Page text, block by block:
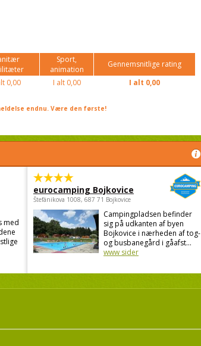
Sport,
animation
Gennemsnitlige rating
0,00 I alt0,00 I alt 0,00
endnu. Være den første!
med
eurocamping Bojkovice
Štefánikova 1008, 687 71 Bojkovice
Campingpladsen befinder
sig på udkanten af byen
Bojkovice i nærheden af tog-
og busbanegård i gåafst...
www sider